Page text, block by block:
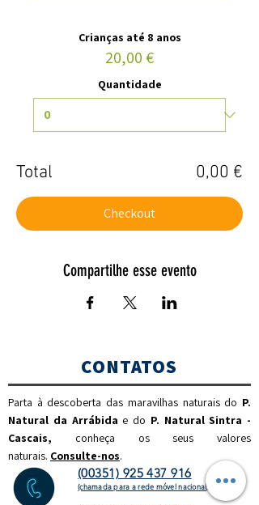
Crianças até 8 anos
20,00 €
Quantidade
Total 0,00 €
Checkout
Compartilhe esse evento
CONTATOS
Parta à descoberta das maravilhas naturais do P.
Natural da Arrábida e do P. Natural Sintra -
Cascais, conheça os seus valores
naturais. Consulte-nos.
(00351) 925 437 916
(chamada para a rede móvel nacional)